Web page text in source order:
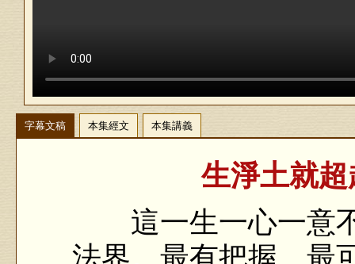
字幕文稿 本集經文 本集講義
生淨土就超
這一生一心一意不
法界。最有把握、最